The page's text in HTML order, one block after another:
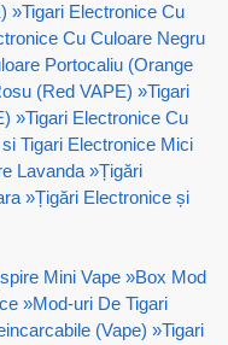
»Tigari Electronice Cu
Cu Culoare Negru
Portocaliu (Orange
(Red VAPE) »Tigari
»Tigari Electronice Cu
Tigari Electronice Mici
Lavanda »Țigări
»Țigări Electronice și
Mini Vape »Box Mod
»Mod-uri De Tigari
(Vape) »Tigari